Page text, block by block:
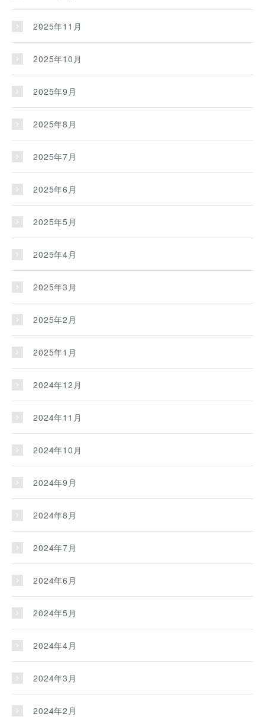
2025年11月
2025年10月
2025年9月
2025年8月
2025年7月
2025年6月
2025年5月
2025年4月
2025年3月
2025年2月
2025年1月
2024年12月
2024年11月
2024年10月
2024年9月
2024年8月
2024年7月
2024年6月
2024年5月
2024年4月
2024年3月
2024年2月